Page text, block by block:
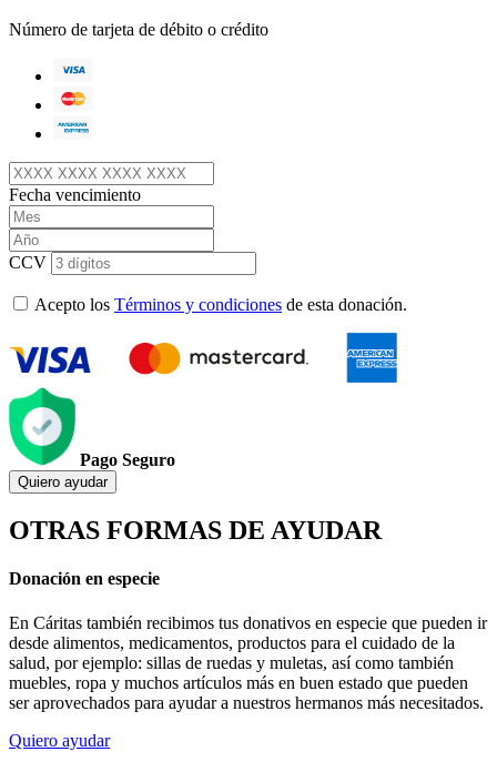
Número de tarjeta de débito o crédito
Fecha vencimiento
CCV
Acepto los Términos y condiciones de esta donación.
Pago Seguro
Quiero ayudar
OTRAS FORMAS DE AYUDAR
Donación en especie
En Cáritas también recibimos tus donativos en especie que pueden ir
desde alimentos, medicamentos, productos para el cuidado de la
salud, por ejemplo: sillas de ruedas y muletas, así como también
muebles, ropa y muchos artículos más en buen estado que pueden
ser aprovechados para ayudar a nuestros hermanos más necesitados.
Quiero ayudar